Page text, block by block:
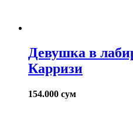
Девушка в
Карризи
154.000 сум